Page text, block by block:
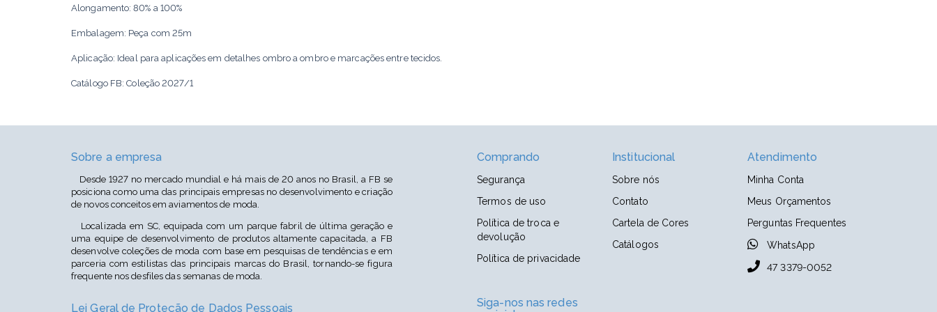
Alongamento: 80% a 100%
Embalagem: Peça com 25m
Aplicação: Ideal para aplicações em detalhes ombro a ombro e marcações entre tecidos.
Catálogo FB: Coleção 2027/1
Sobre a empresa
Desde 1927 no mercado mundial e há mais de 20 anos no Brasil, a FB se
posiciona como uma das principais empresas no desenvolvimento e criação
de novos conceitos em aviamentos de moda.
Localizada em SC, equipada com um parque fabril de última geração e
uma equipe de desenvolvimento de produtos altamente capacitada, a FB
desenvolve coleções de moda com base em pesquisas de tendências e em
parceria com estilistas das principais marcas do Brasil, tornando-se figura
frequente nos desfiles das semanas de moda.
Lei Geral de Proteção de Dados Pessoais
Comprando
Segurança
Termos de uso
Política de troca e
devolução
Política de privacidade
Siga-nos nas redes
Institucional
Sobre nós
Contato
Cartela de Cores
Catálogos
Atendimento
Minha Conta
Meus Orçamentos
Perguntas Frequentes
WhatsApp
47 3379-0052